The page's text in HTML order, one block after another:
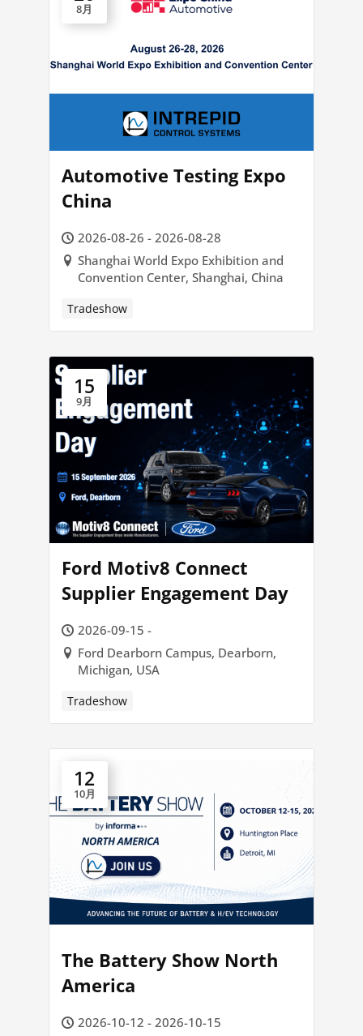
8月
Automotive Testing Expo
China
2026-08-26 - 2026-08-28
Shanghai World Expo Exhibition and
Convention Center, Shanghai, China
Tradeshow
15
9月
Ford Motiv8 Connect
Supplier Engagement Day
2026-09-15 -
Ford Dearborn Campus, Dearborn,
Michigan, USA
Tradeshow
12
10月
The Battery Show North
America
2026-10-12 - 2026-10-15